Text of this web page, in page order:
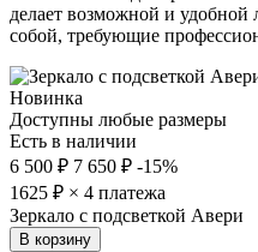
делает возможной и
собой, требующие
Новинка
Доступны любые размеры
Есть в наличии
6 500 ₽ 7 650 ₽ -15%
1625 ₽ × 4 платежа
Зеркало с подсветкой Авери
В корзину